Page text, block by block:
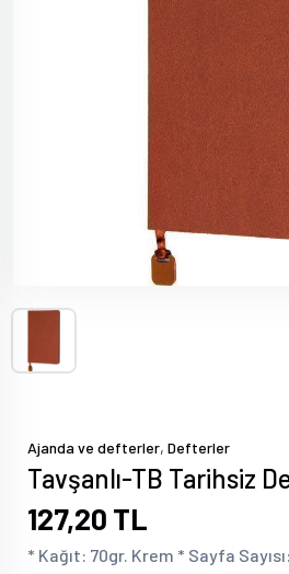
Ajanda ve defterler, Defterler
Tavşanlı-TB Tarihsiz
127,20 TL
* Kağıt: 70gr. Krem * Sayfa